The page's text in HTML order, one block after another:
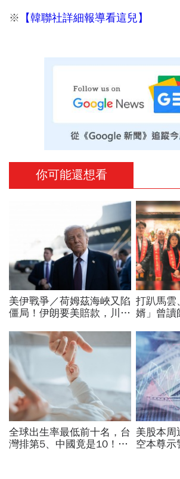
※ 【韓聯社詳細報導看這兒】
你可能還想看
美伊戰爭／荷姆茲海峽又陷
僵局！伊朗要美賠款，川普
油價升破84美元
打趴馬雲
婿」曾讀
福點燈，
全球出生率最低前十名，台
灣排第5、中國竟是10！亞
美股本周
空本尊示
重演…美